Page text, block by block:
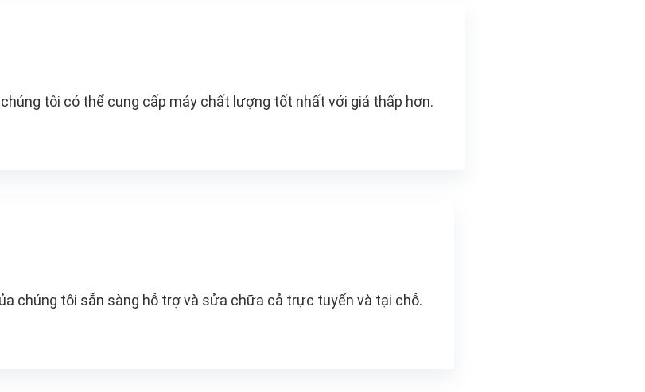
tôi có thể cung cấp máy chất lượng tốt nhất với giá thấp hơn.
chúng tôi sẵn sàng hỗ trợ và sửa chữa cả trực tuyến và tại chỗ.